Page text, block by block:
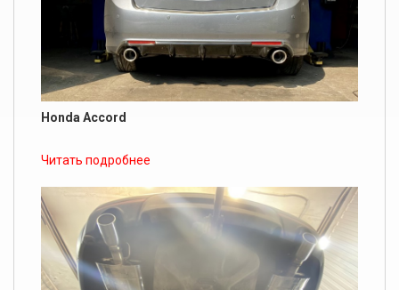
Honda Accord
Читать подробнее